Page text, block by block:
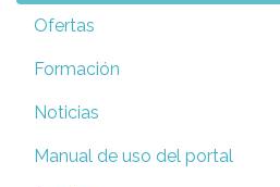
Ofertas
Formación
Noticias
Manual de uso del portal